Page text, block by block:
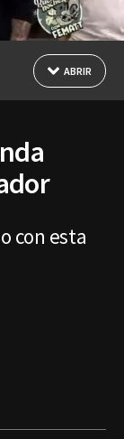
ABRIR
con esta